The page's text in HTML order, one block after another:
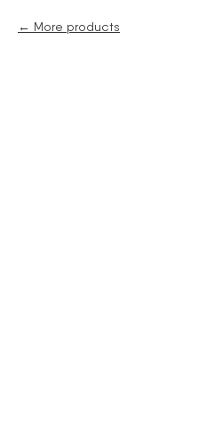
More products